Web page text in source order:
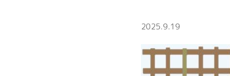
2025.9.19